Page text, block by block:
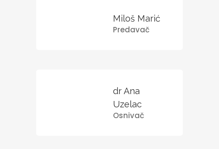
Miloš Marić
Predavač
dr Ana
Uzelac
Osnivač